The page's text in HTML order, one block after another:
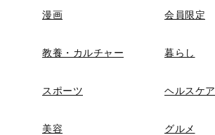
漫画 会員限定
教養・カルチャー 暮らし
スポーツ ヘルスケア
美容 グルメ